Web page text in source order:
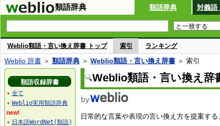
類語辞典 類語辞典 対義語
Weblio類語・言い換え辞書 トップ 索引 ランキング
Weblio 辞書 ＞ 類語辞典 ＞ Weblio類語・言い換え辞書 ＞ 索引
Weblio類語・言い換え辞
日常的な言葉や表現の言い換え方を提案す
類語収録辞書
▼ 全て
▼ Weblio実用類語辞典
new!
▼ 日本語WordNet(類語)